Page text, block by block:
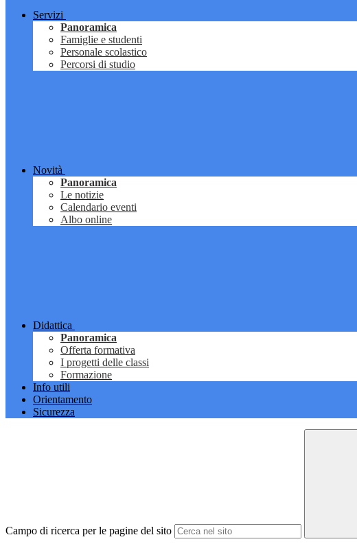
Servizi
Panoramica
Famiglie e studenti
Personale scolastico
Percorsi di studio
Novità
Panoramica
Le notizie
Calendario eventi
Albo online
Didattica
Panoramica
Offerta formativa
I progetti delle classi
Formazione
Info utili
Orientamento
Sicurezza
Campo di ricerca per le pagine del sito